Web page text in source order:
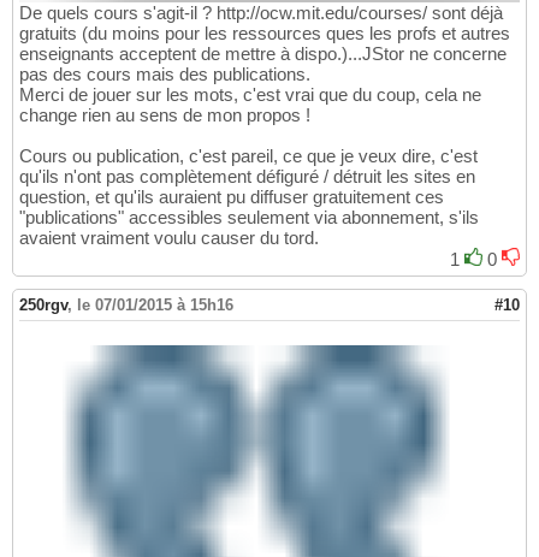
De quels cours s'agit-il ? http://ocw.mit.edu/courses/ sont déjà
gratuits (du moins pour les ressources ques les profs et autres
enseignants acceptent de mettre à dispo.)...JStor ne concerne
pas des cours mais des publications.
Merci de jouer sur les mots, c'est vrai que du coup, cela ne
change rien au sens de mon propos !
Cours ou publication, c'est pareil, ce que je veux dire, c'est
qu'ils n'ont pas complètement défiguré / détruit les sites en
question, et qu'ils auraient pu diffuser gratuitement ces
"publications" accessibles seulement via abonnement, s'ils
avaient vraiment voulu causer du tord.
1
0
250rgv, le 07/01/2015 à 15h16 #10